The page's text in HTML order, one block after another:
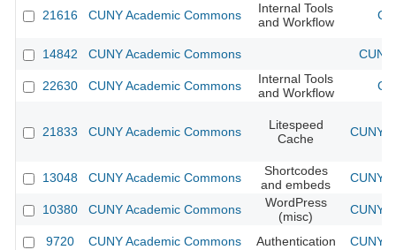
21616 CUNY Academic Commons
Internal Tools
and Workflow
14842 CUNY Academic Commons
22630 CUNY Academic Commons
Internal Tools
and Workflow
21833 CUNY Academic Commons
Litespeed
Cache
CUNY
13048 CUNY Academic Commons
Shortcodes
and embeds
CUNY
10380 CUNY Academic Commons
WordPress
(misc)
CUNY
9720 CUNY Academic Commons Authentication CUNY